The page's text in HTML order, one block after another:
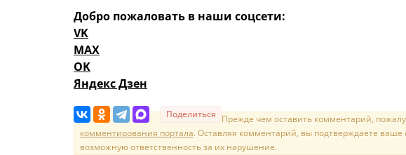
Добро пожаловать в наши соцсети:
VK
MAX
OK
Яндекс Дзен
Поделиться Прежде чем оставить комментарий,
комментирования портала. Оставляя комментарий, вы подтверждаете
возможную ответственность за их нарушение.